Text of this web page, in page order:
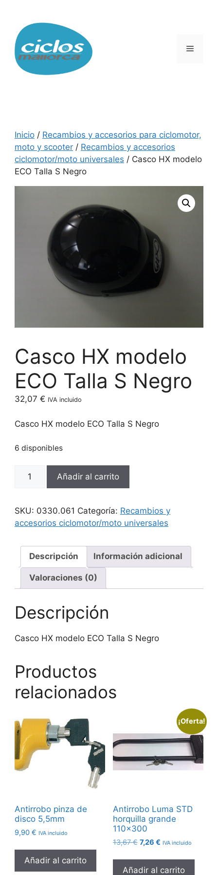
contenido
Menú
Inicio / Recambios y accesorios para ciclomotor,
moto y scooter / Recambios y accesorios
ciclomotor/moto universales / Casco HX modelo
ECO Talla S Negro
Casco HX modelo
ECO Talla S Negro
32,07 € IVA incluido
Casco HX modelo ECO Talla S Negro
6 disponibles
ECO
Talla
Negro
cantidad
Añadir al carrito
SKU: 0330.061 Categoría: Recambios y
accesorios ciclomotor/moto universales
Descripción Información adicional
Valoraciones (0)
Descripción
Casco HX modelo ECO Talla S Negro
Productos
relacionados
Antirrobo pinza de
disco 5,5mm
9,90 € IVA incluido
Añadir al carrito
¡Oferta!
Antirrobo Luma STD
horquilla grande
110×300
13,67€ El
original
era:
7,26 €El
actual
es:
IVA incluido
Añadir al carrito